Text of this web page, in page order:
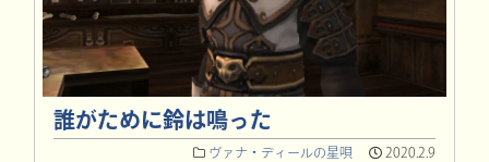
誰がために鈴は鳴った
ヴァナ・ディールの星唄 2020.2.9